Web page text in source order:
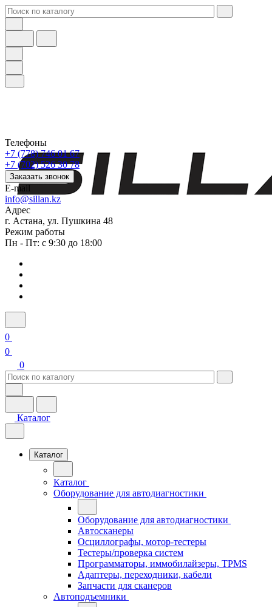
Телефоны
+7 (778) 746 01 67
+7 (702) 526 30 78
Заказать звонок
E-mail
info@sillan.kz
Адрес
г. Астана, ул. Пушкина 48
Режим работы
Пн - Пт: с 9:30 до 18:00
0
0
0
Каталог
Каталог
Каталог
Оборудование для автодиагностики
Оборудование для автодиагностики
Автосканеры
Осциллографы, мотор-тестеры
Тестеры/проверка систем
Программаторы, иммобилайзеры, TPMS
Адаптеры, переходники, кабели
Запчасти для сканеров
Автоподъемники